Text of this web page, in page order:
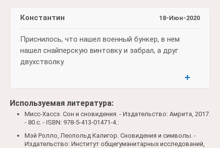
18-Июн-2020
Константин
Приснилось, что нашел военный бункер, в нем
нашел снайперскую винтовку и забрал, а друг
двухстволку.
➕
Используемая литература:
Мисс-Хассэ. Сон и сновидения. - Издательство: Амрита, 2017.
- 80 c. - ISBN: 978-5-413-01471-4.:
Мэй Ролло, Леопольд Калигор. Сновидения и символы. -
Издательство: Институт общегуманитарных исследований,